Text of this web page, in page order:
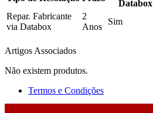
Databox
Repar. Fabricante
via Databox
2
Anos
Sim
Artigos Associados
Não existem produtos.
Termos e Condições